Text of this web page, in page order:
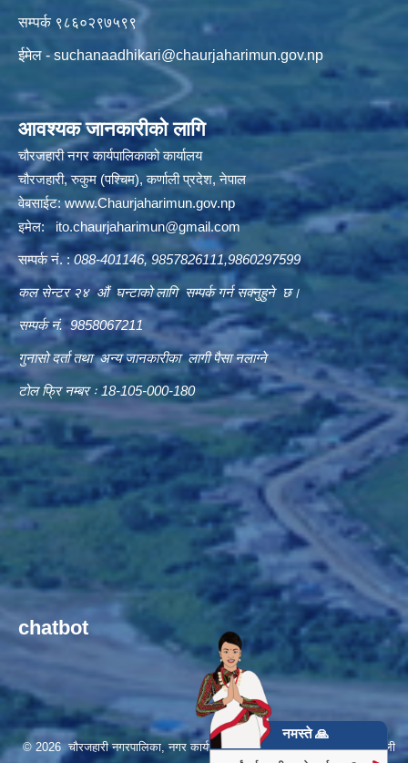
सम्पर्क ९८६०२९७५९९
ईमेल -suchanaadhikari@chaurjaharimun.gov.np
आवश्यक जानकारीको लागि
चौरजहारी नगर कार्यपालिकाको कार्यालय
चौरजहारी, रुकुम (पश्चिम), कर्णाली प्रदेश, नेपाल
वेबसाईट:www.Chaurjaharimun.gov.np
इमेल: ito.chaurjaharimun@gmail.com
सम्पर्क नं. :088-401146, 9857826111,9860297599
कल सेन्टर २४ औं घन्टाको लागि सम्पर्क गर्न सक्नुहुने छ।
सम्पर्क नं. 9858067211
गुनासो दर्ता तथा अन्य जानकारीका लागी पैसा नलाग्ने
टोल फ्रि नम्बर ः 18-105-000-180
chatbot
© 2026 चौरजहारी नगरपालिका, नगर कार्यपालिकाको कार्यालय, रुकुम (पश्चिम), कर्णाली
नमस्ते 🙏